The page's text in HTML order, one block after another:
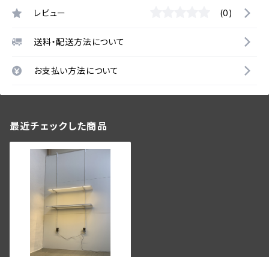
レビュー (0)
送料・配送方法について
お支払い方法について
最近チェックした商品